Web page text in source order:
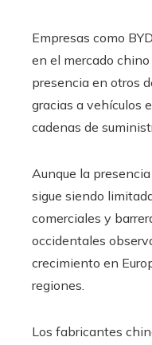
Empresas como
en el mercado
presencia en otros
gracias a vehículos
cadenas de
Aunque la
sigue siendo
comerciales y
occidentales
crecimiento en
regiones.
Los fabricantes